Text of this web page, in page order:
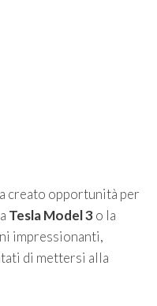
creato opportunità per
Tesla Model 3o la
impressionanti,
di mettersi alla